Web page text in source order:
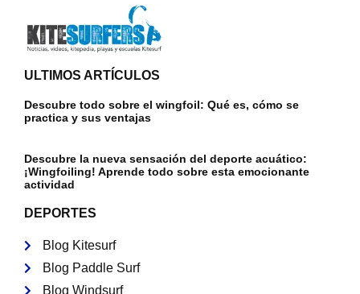
ULTIMOS ARTÍCULOS
Descubre todo sobre el wingfoil: Qué es, cómo se
practica y sus ventajas
Descubre la nueva sensación del deporte acuático:
¡Wingfoiling! Aprende todo sobre esta emocionante
actividad
DEPORTES
Blog Kitesurf
Blog Paddle Surf
Blog Windsurf